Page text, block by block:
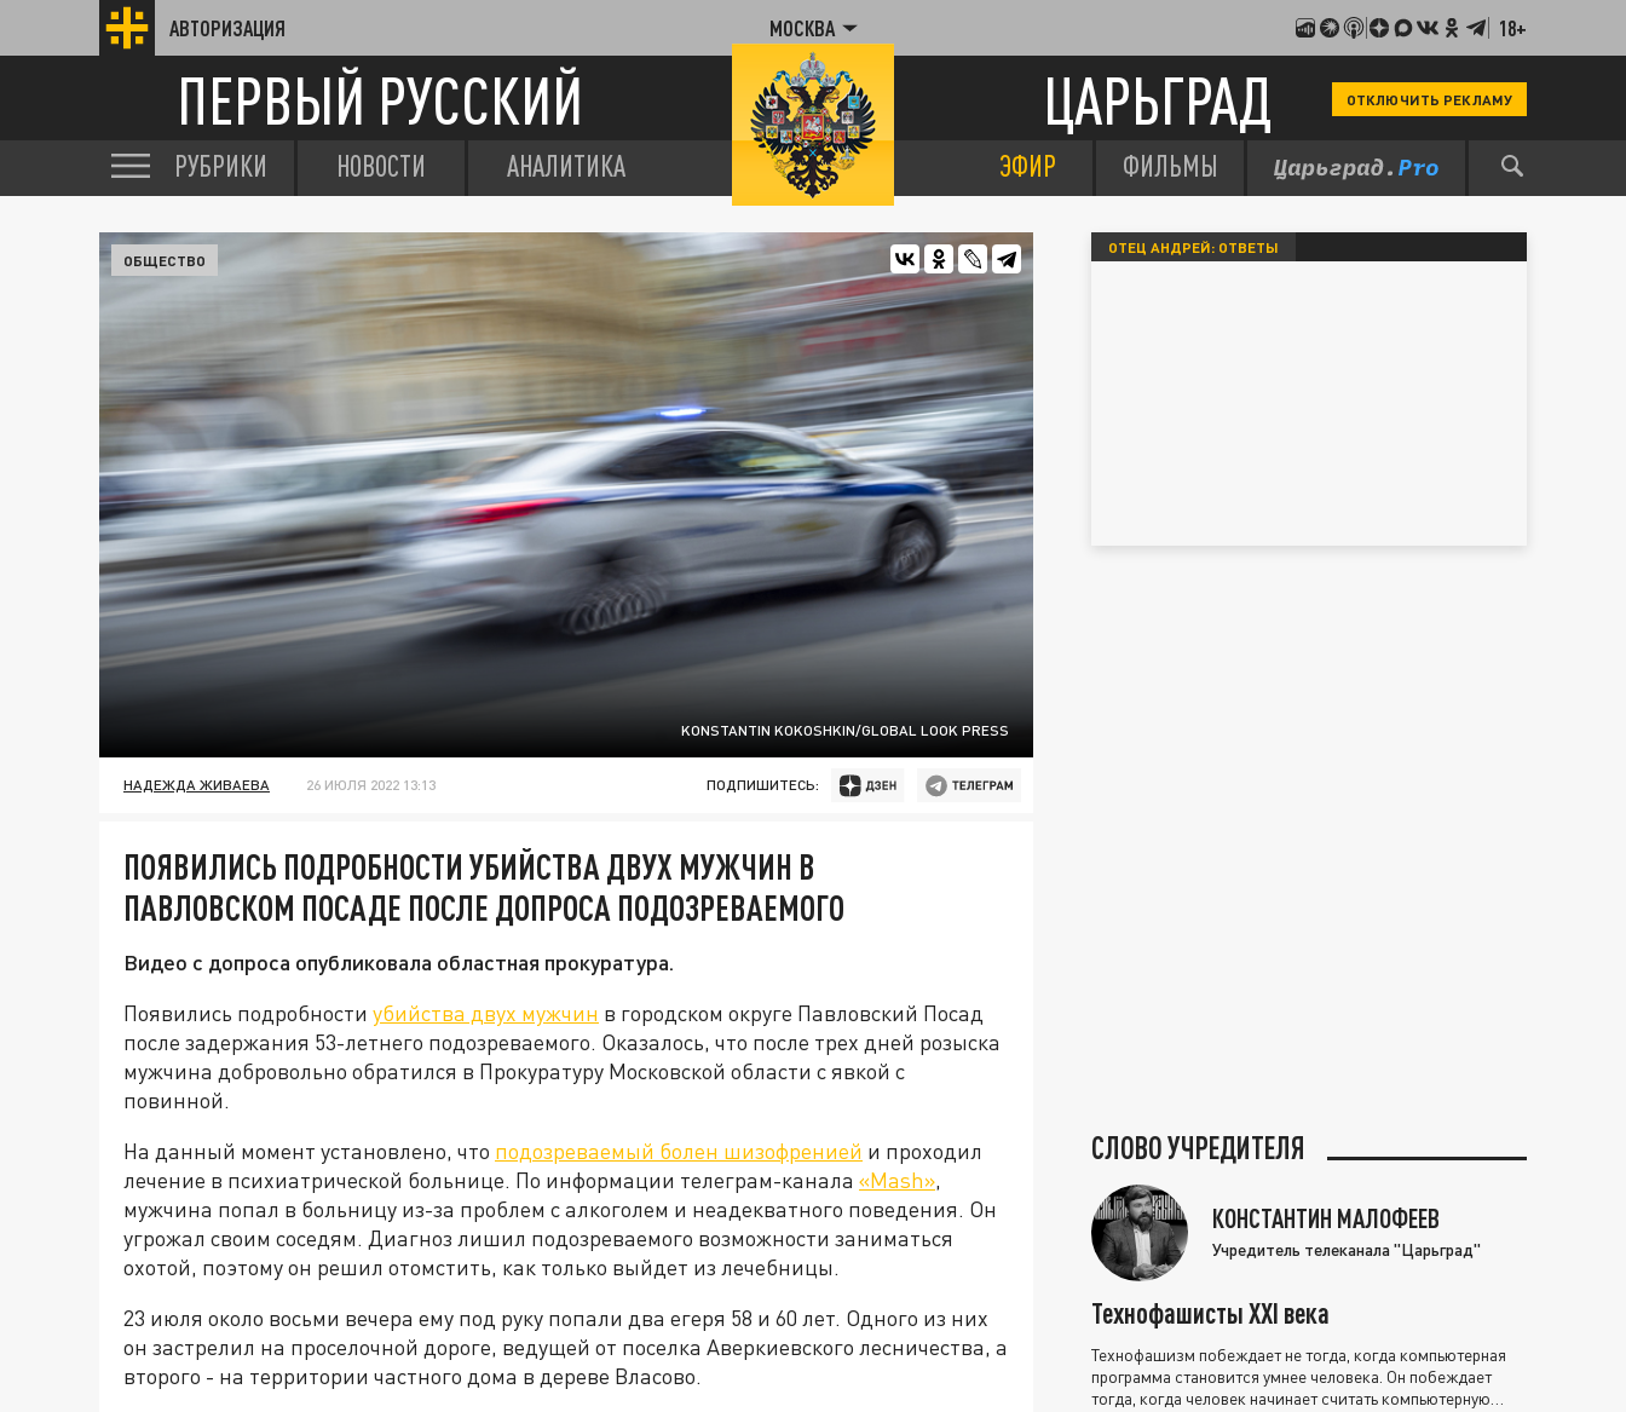
АВТОРИЗАЦИЯ МОСКВА 18+
ПЕРВЫЙ РУССКИЙ ЦАРЬГРАД ОТКЛЮЧИТЬ РЕКЛАМУ
РУБРИКИ НОВОСТИ АНАЛИТИКА ЭФИР ФИЛЬМЫ
KONSTANTIN KOKOSHKIN/GLOBAL LOOK PRESS
ОБЩЕСТВО
НАДЕЖДА ЖИВАЕВА 26 ИЮЛЯ 2022 13:13 ПОДПИШИТЕСЬ:
ПОЯВИЛИСЬ ПОДРОБНОСТИ УБИЙСТВА ДВУХ МУЖЧИН В
ПАВЛОВСКОМ ПОСАДЕ ПОСЛЕ ДОПРОСА ПОДОЗРЕВАЕМОГО
Видео с допроса опубликовала областная прокуратура.
Появились подробности убийства двух мужчин в городском округе Павловский Посад
после задержания 53-летнего подозреваемого. Оказалось, что после трех дней розыска
мужчина добровольно обратился в Прокуратуру Московской области с явкой с
повинной.
На данный момент установлено, что подозреваемый болен шизофренией и проходил
лечение в психиатрической больнице. По информации телеграм-канала «Mash»,
мужчина попал в больницу из-за проблем с алкоголем и неадекватного поведения. Он
угрожал своим соседям. Диагноз лишил подозреваемого возможности заниматься
охотой, поэтому он решил отомстить, как только выйдет из лечебницы.
23 июля около восьми вечера ему под руку попали два егеря 58 и 60 лет. Одного из них
он застрелил на проселочной дороге, ведущей от поселка Аверкиевского лесничества, а
второго - на территории частного дома в дереве Власово.
ОТЕЦ АНДРЕЙ: ОТВЕТЫ
СЛОВО УЧРЕДИТЕЛЯ
КОНСТАНТИН МАЛОФЕЕВ
Учредитель телеканала "Царьград"
Технофашисты XXI века
Технофашизм побеждает не тогда, когда компьютерная
программа становится умнее человека. Он побеждает
тогда, когда человек начинает считать компьютерную